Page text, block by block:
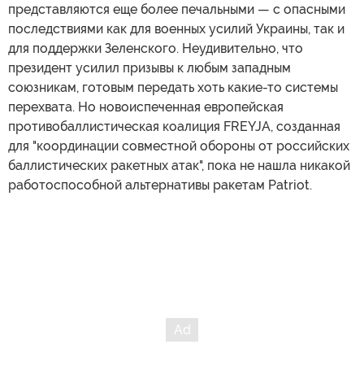
представляются еще более печальными — с опасными
последствиями как для военных усилий Украины, так и
для поддержки Зеленского. Неудивительно, что
президент усилил призывы к любым западным
союзникам, готовым передать хоть какие-то системы
перехвата. Но новоиспеченная европейская
противобаллистическая коалиция FREYJA, созданная
для "координации совместной обороны от российских
баллистических ракетных атак", пока не нашла никакой
работоспособной альтернативы ракетам Patriot.